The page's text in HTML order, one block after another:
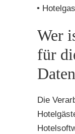
Wer
für
Die